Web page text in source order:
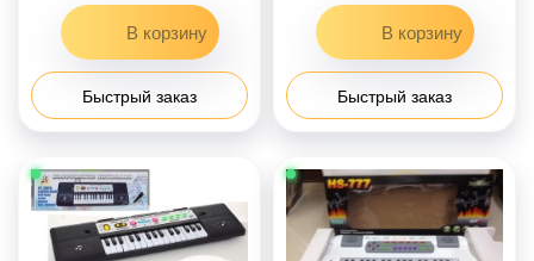
Быстрый заказ Быстрый заказ